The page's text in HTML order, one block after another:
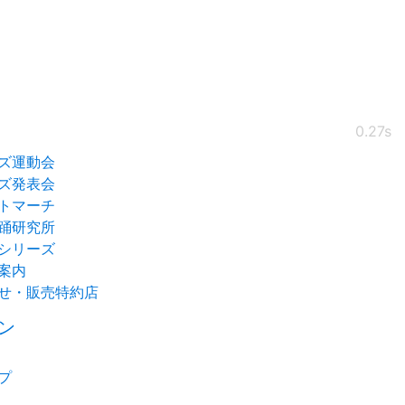
0.27s
運動会
発表会
マーチ
研究所
リーズ
内
・販売特約店